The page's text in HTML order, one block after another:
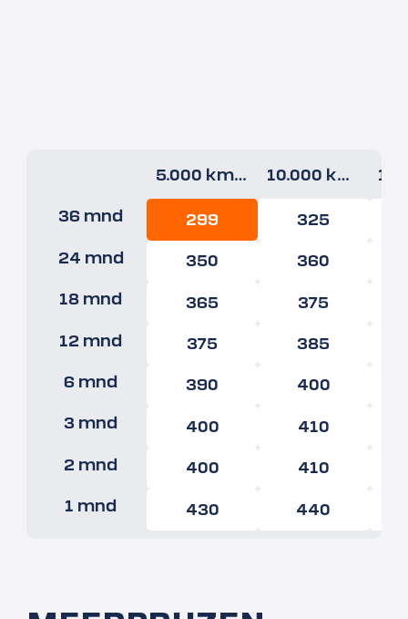
5.000 km/jr 10.000 km/jr
36 mnd 299 325
24 mnd 350 360
18 mnd 365 375
12 mnd 375 385
6 mnd 390 400
3 mnd 400 410
2 mnd 400 410
1 mnd 430 440